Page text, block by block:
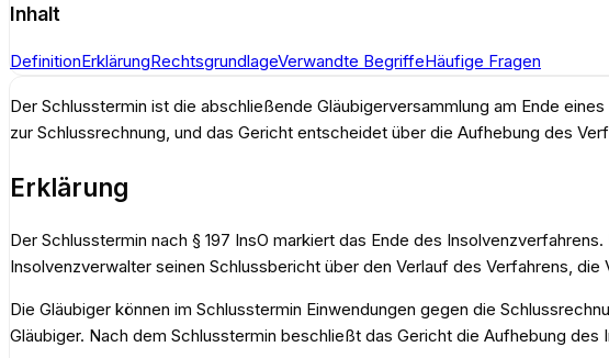
Inhalt
DefinitionErklärungRechtsgrundlageVerwandte BegriffeHäufige Fragen
Der Schlusstermin ist die abschließende Gläubigerversammlung am Ende
zur Schlussrechnung, und das Gericht entscheidet über die Aufhebung des
Erklärung
Der Schlusstermin nach § 197 InsO markiert das Ende des
Insolvenzverwalter seinen Schlussbericht über den Verlauf des Verfahrens,
Die Gläubiger können im Schlusstermin Einwendungen gegen die
Gläubiger. Nach dem Schlusstermin beschließt das Gericht die Aufhebung des